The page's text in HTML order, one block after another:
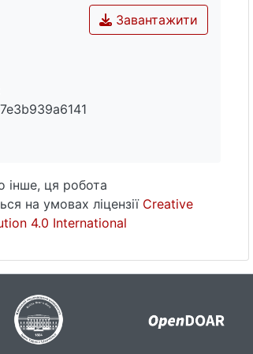
Завантажити
інше, ця робота
на умовах ліцензії Creative
4.0 International